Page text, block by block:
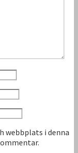
webbplats i denna